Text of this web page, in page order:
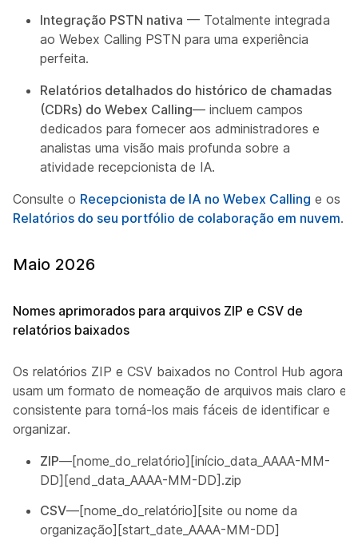
Integração PSTN nativa — Totalmente integrada
ao Webex Calling PSTN para uma experiência
perfeita.
Relatórios detalhados do histórico de chamadas
(CDRs) do Webex Calling— incluem campos
dedicados para fornecer aos administradores e
analistas uma visão mais profunda sobre a
atividade recepcionista de IA.
Consulte o Recepcionista de IA no Webex Calling e os
Relatórios do seu portfólio de colaboração em nuvem.
Maio 2026
Nomes aprimorados para arquivos ZIP e CSV de
relatórios baixados
Os relatórios ZIP e CSV baixados no Control Hub agora
usam um formato de nomeação de arquivos mais claro e
consistente para torná-los mais fáceis de identificar e
organizar.
ZIP—[nome_do_relatório][início_data_AAAA-MM-
DD][end_data_AAAA-MM-DD].zip
CSV—[nome_do_relatório][site ou nome da
organização][start_date_AAAA-MM-DD]